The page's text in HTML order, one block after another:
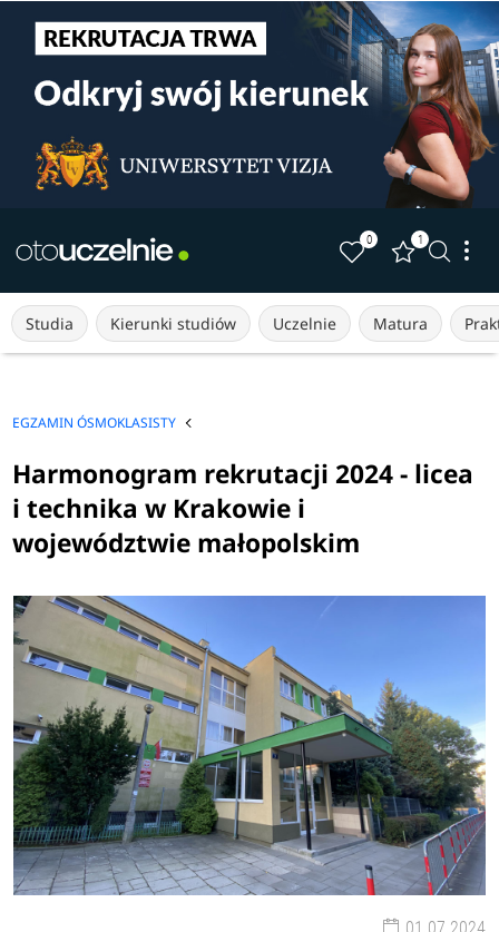
0 1
Studia Kierunki studiów Uczelnie Matura
EGZAMIN ÓSMOKLASISTY
Harmonogram rekrutacji 2024 - licea
i technika w Krakowie i
województwie małopolskim